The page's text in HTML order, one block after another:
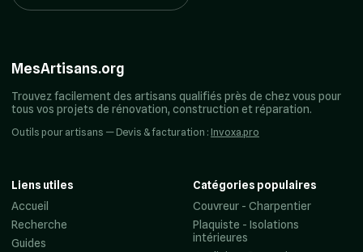
MesArtisans.org
Trouvez facilement des artisans qualifiés près de chez vous pour
tous vos projets de rénovation, construction et réparation.
Outils pour artisans — Devis & facturation : Invoxa.pro
Liens utiles
Accueil
Recherche
Guides
Catégories populaires
Couvreur - Charpentier
Plaquiste - Isolations
intérieures